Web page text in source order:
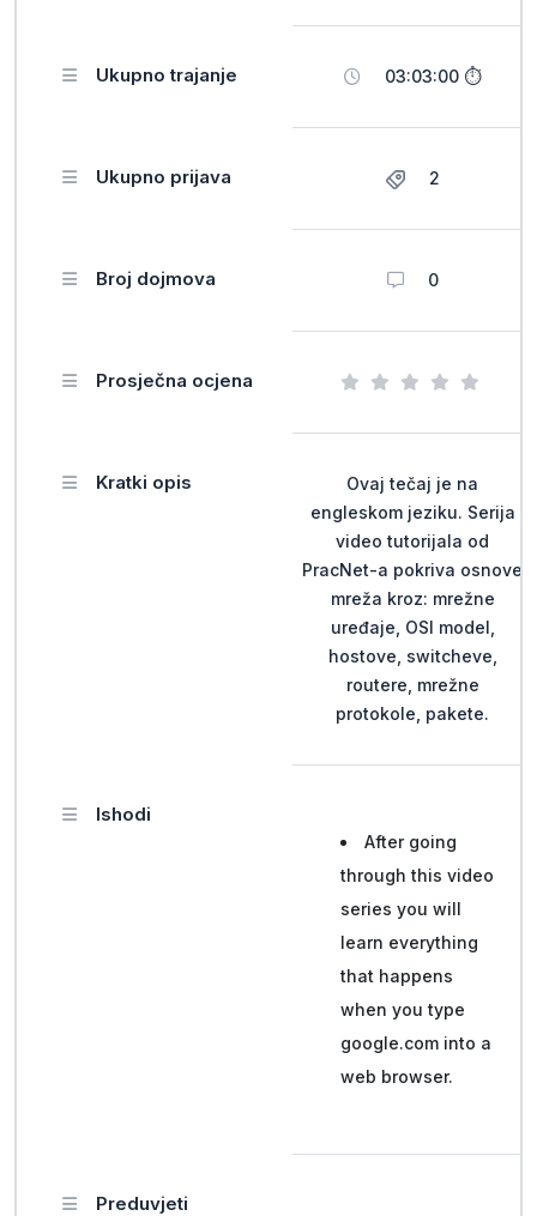
Ukupno trajanje 03:03:00 ⏱
Ukupno prijava 2
Broj dojmova 0
Prosječna ocjena
Kratki opis
Ovaj tečaj je na
engleskom jeziku. Serija
video tutorijala od
PracNet-a pokriva osnove
mreža kroz: mrežne
uređaje, OSI model,
hostove, switcheve,
routere, mrežne
protokole, pakete.
Ishodi
After going
through this video
series you will
learn everything
that happens
when you type
google.com into a
web browser.
Preduvjeti